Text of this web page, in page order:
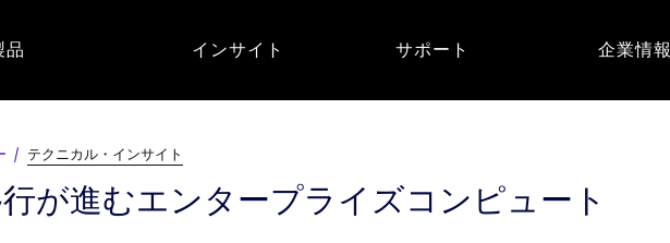
品 インサイト サポート 企業情報
テクニカル・インサイト
が進むエンタープライズコンピュート